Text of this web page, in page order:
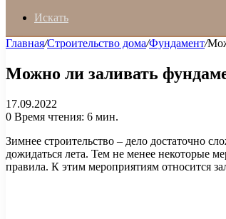
Искать
Главная/Строительство дома/Фундамент/
Можно ли заливать
17.09.2022
0 Время чтения: 6 мин.
Зимнее строительство – дело достаточно
дожидаться лета. Тем не менее некоторые
правила. К этим мероприятиям относится